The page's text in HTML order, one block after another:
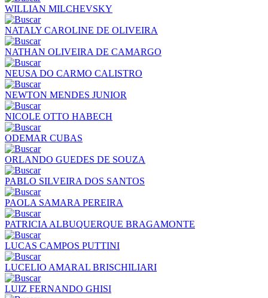
WILLIAN MILCHEVSKY
NATALY CAROLINE DE OLIVEIRA
NATHAN OLIVEIRA DE CAMARGO
NEUSA DO CARMO CALISTRO
NEWTON MENDES JUNIOR
NICOLE OTTO HABECH
ODEMAR CUBAS
ORLANDO GUEDES DE SOUZA
PABLO SILVEIRA DOS SANTOS
PAOLA SAMARA PEREIRA
PATRICIA ALBUQUERQUE BRAGAMONTE
LUCAS CAMPOS PUTTINI
LUCELIO AMARAL BRISCHILIARI
LUIZ FERNANDO GHISI